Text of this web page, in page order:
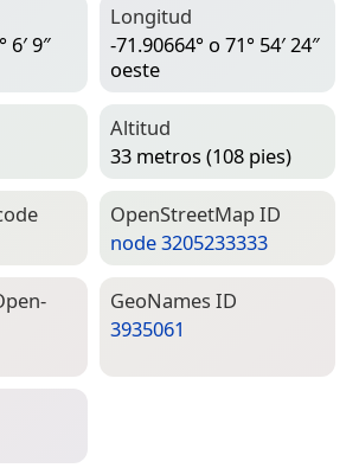
6′ 9″
Longitud
-71.90664° o 71° 54′ 24″
oeste
Altitud
33 metros (108 pies)
Open­Street­Map ID
node 3205233333
Geo­Names ID
3935061